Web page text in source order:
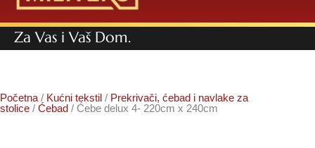
Za Vas i Vaš Dom.
Početna / Kućni tekstil / Prekrivači, ćebad i navlake za
stolice / Ćebad / Ćebe delux 4- 220cm x 240cm